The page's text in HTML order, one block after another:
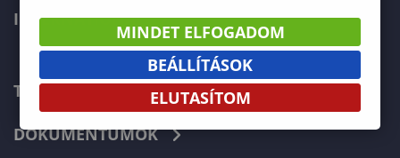
INTERNATIONAL
TELEFONKÖNYV
DOKUMENTUMOK
MINDET ELFOGADOM
BEÁLLÍTÁSOK
ELUTASÍTOM